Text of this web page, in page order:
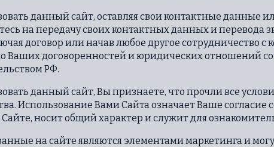
данный сайт, оставляя свои контактные данные
на передачу своих контактных данных и
договор или начав любое другое сотрудничество
Ваших договоренностей и юридических отношений
РФ.
данный сайт, Вы признаете, что прочли все
Использование Вами Сайта означает Ваше
носит общий характер и служит для
на сайте являются элементами маркетинга и